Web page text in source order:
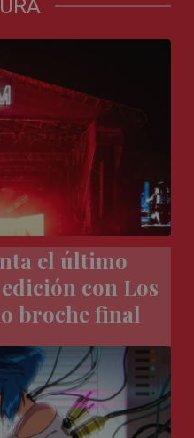
el último
con Los
broche final